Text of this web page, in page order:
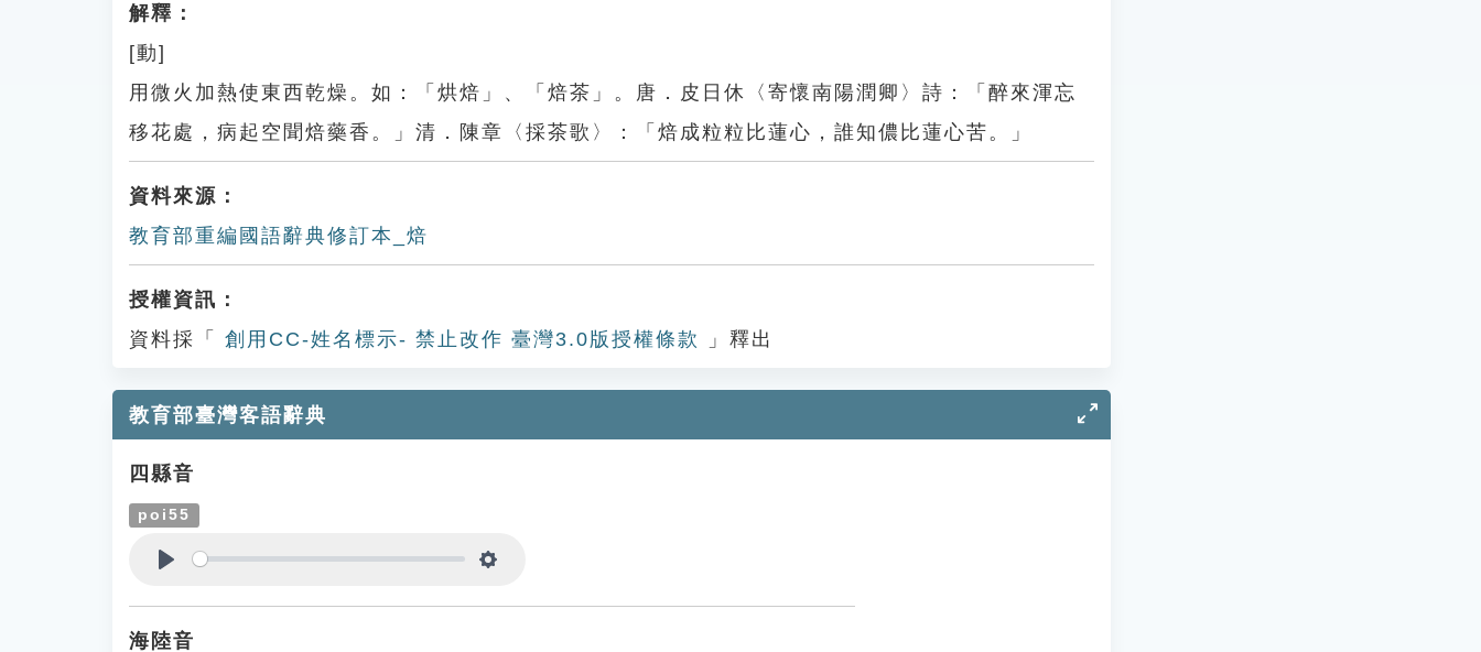
解釋：
[動]
用微火加熱使東西乾燥。如：「烘焙」、「焙茶」。唐．皮日休〈寄懷南陽潤卿〉詩：「醉來渾忘
移花處，病起空聞焙藥香。」清．陳章〈採茶歌〉：「焙成粒粒比蓮心，誰知儂比蓮心苦。」
資料來源：
教育部重編國語辭典修訂本_焙
授權資訊：
資料採「
創用CC-姓名標示- 禁止改作 臺灣3.0版授權條款 」釋出
教育部臺灣客語辭典
四縣音
poi55
海陸音